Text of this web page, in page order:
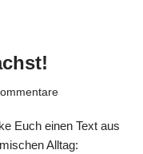
Euch einen Text aus
Alltag: